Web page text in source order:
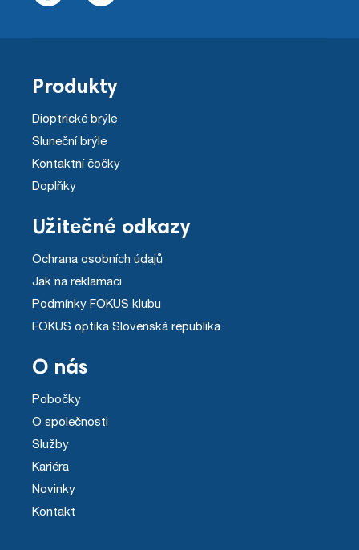
Produkty
Dioptrické brýle
Sluneční brýle
Kontaktní čočky
Doplňky
Užitečné odkazy
Ochrana osobních údajů
Jak na reklamaci
Podmínky FOKUS klubu
FOKUS optika Slovenská republika
O nás
Pobočky
O společnosti
Služby
Kariéra
Novinky
Kontakt